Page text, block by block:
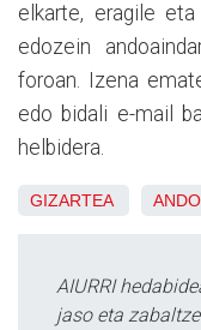
elkarte, eragile eta
edozein
foroan. Izena
edo bidali e-mail
helbidera.
GIZARTEA
AIURRI
jaso eta